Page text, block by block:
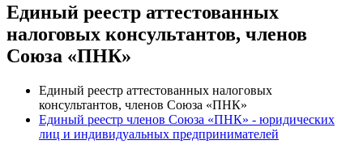
Единый реестр аттестованных
налоговых консультантов, членов
Союза «ПНК»
Единый реестр аттестованных налоговых
консультантов, членов Союза «ПНК»
Единый реестр членов Союза «ПНК» - юридических
лиц и индивидуальных предпринимателей